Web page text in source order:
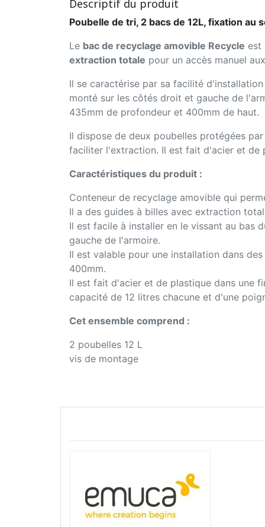
Descriptif du produit
Poubelle de tri, 2 bacs de 12L, fixation au
Le bac de recyclage amovible Recycle est
extraction totale pour un accès manuel
Il se caractérise par sa facilité
monté sur les côtés droit et gauche de
435mm de profondeur et 400mm de haut.
Il dispose de deux poubelles protégées
faciliter l'extraction. Il est fait d'acier et de
Caractéristiques du produit :
Conteneur de recyclage amovible qui
Il a des guides à billes avec extraction
Il est facile à installer en le vissant au bas
gauche de l'armoire.
Il est valable pour une installation dans
400mm.
Il est fait d'acier et de plastique dans une
capacité de 12 litres chacune et d'une
Cet ensemble comprend :
2 poubelles 12 L
vis de montage